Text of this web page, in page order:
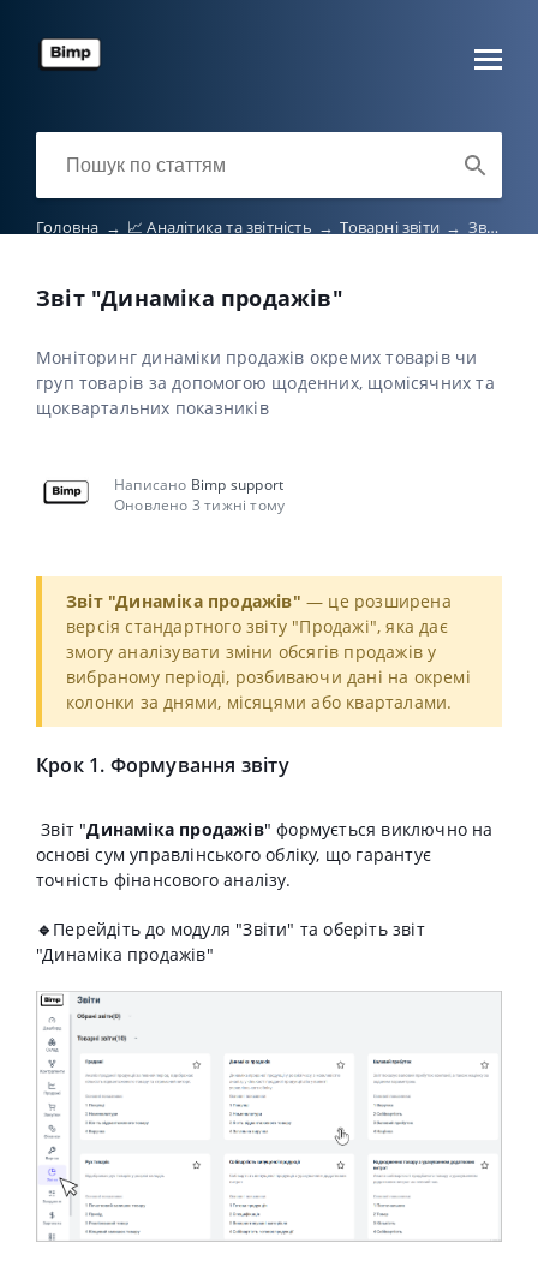
Головна → 📈 Аналітика та звітність → Товарні звіти → Звіт "Динаміка продажів"
Звіт "Динаміка продажів"
Моніторинг динаміки продажів окремих товарів чи
груп товарів за допомогою щоденних, щомісячних та
щоквартальних показників
Написано Bimp support
Оновлено 3 тижні тому
Звіт "Динаміка продажів" — це розширена
версія стандартного звіту "Продажі", яка дає
змогу аналізувати зміни обсягів продажів у
вибраному періоді, розбиваючи дані на окремі
колонки заднями, місяцями або кварталами.
Крок 1. Формування звіту
Звіт "Динаміка продажів"формується виключно на
основі сум управлінського обліку, що гарантує
точність фінансового аналізу.
🔹 Перейдіть до модуля "Звіти" та оберіть звіт
"Динаміка продажів"